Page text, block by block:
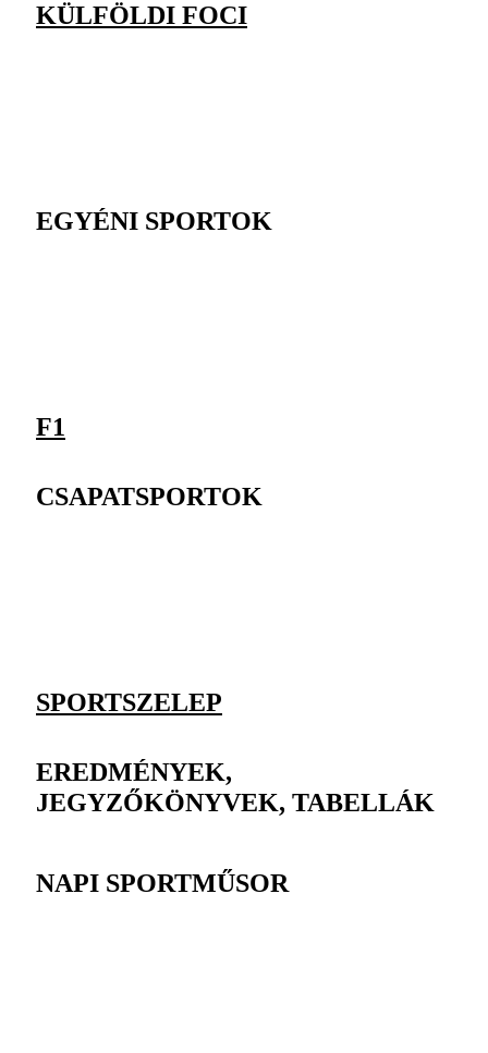
KÜLFÖLDI FOCI
EGYÉNI SPORTOK
F1
CSAPATSPORTOK
SPORTSZELEP
EREDMÉNYEK,
JEGYZŐKÖNYVEK, TABELLÁK
NAPI SPORTMŰSOR